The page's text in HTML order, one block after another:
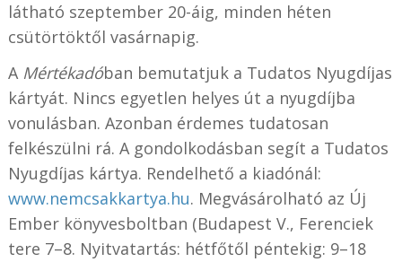
látható szeptember 20-áig, minden héten
csütörtöktől vasárnapig.
A Mértékadóban bemutatjuk a Tudatos Nyugdíjas
kártyát. Nincs egyetlen helyes út a nyugdíjba
vonulásban. Azonban érdemes tudatosan
felkészülni rá. A gondolkodásban segít a Tudatos
Nyugdíjas kártya. Rendelhető a kiadónál:
www.nemcsakkartya.hu. Megvásárolható az Új
Ember könyvesboltban (Budapest V., Ferenciek
tere 7–8. Nyitvatartás: hétfőtől péntekig: 9–18